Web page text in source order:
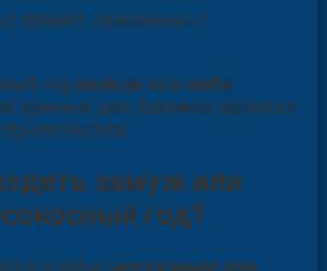
примет, связанных с
год нельзя что-либо
важных дел, бизнеса, крупных
замуж или
год?
крайне неудачным для